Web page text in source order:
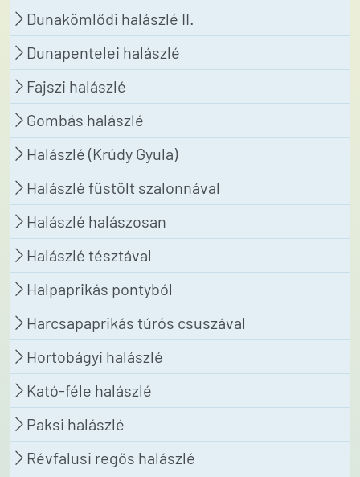
Dunakömlődi halászlé II.
Dunapentelei halászlé
Fajszi halászlé
Gombás halászlé
Halászlé (Krúdy Gyula)
Halászlé füstölt szalonnával
Halászlé halászosan
Halászlé tésztával
Halpaprikás pontyból
Harcsapaprikás túrós csuszával
Hortobágyi halászlé
Kató-féle halászlé
Paksi halászlé
Révfalusi regős halászlé